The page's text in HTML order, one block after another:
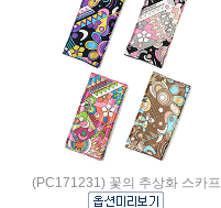
(PC171231) 꽃의 추상화 스카프